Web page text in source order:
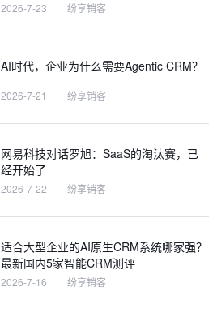
2026-7-23 | 纷享销客
AI时代，企业为什么需要Agentic CRM？
2026-7-21 | 纷享销客
网易科技对话罗旭：SaaS的淘汰赛，已
经开始了
2026-7-22 | 纷享销客
适合大型企业的AI原生CRM系统哪家强？
最新国内5家智能CRM测评
2026-7-16 | 纷享销客